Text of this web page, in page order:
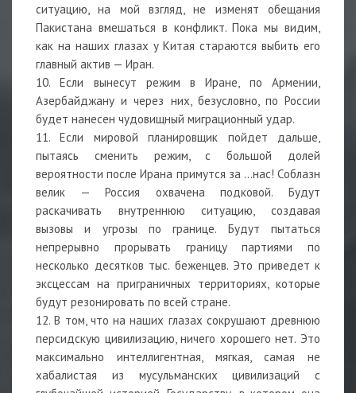
ситуацию, на мой взгляд, не изменят обещания
Пакистана вмешаться в конфликт. Пока мы видим,
как на наших глазах у Китая стараются выбить его
главный актив — Иран.
10. Если вынесут режим в Иране, по Армении,
Азербайджану и через них, безусловно, по России
будет нанесен чудовищный миграционный удар.
11. Если мировой планировщик пойдет дальше,
пытаясь сменить режим, с большой долей
вероятности после Ирана примутся за …нас! Соблазн
велик — Россия охвачена подковой. Будут
раскачивать внутреннюю ситуацию, создавая
вызовы и угрозы по границе. Будут пытаться
непрерывно прорывать границу партиями по
несколько десятков тыс. беженцев. Это приведет к
эксцессам на приграничных территориях, которые
будут резонировать по всей стране.
12. В том, что на наших глазах сокрушают древнюю
персидскую цивилизацию, ничего хорошего нет. Это
максимально интеллигентная, мягкая, самая не
хабалистая из мусульманских цивилизаций с